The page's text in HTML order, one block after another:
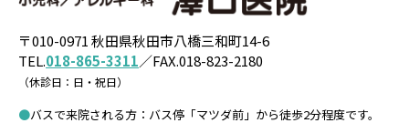
〒010-0971 秋田県秋田市八橋三和町14-6
TEL.018-865-3311／FAX.018-823-2180
（休診日：日・祝日）
バスで来院される方：バス停「マツダ前」から徒歩2分程度です。